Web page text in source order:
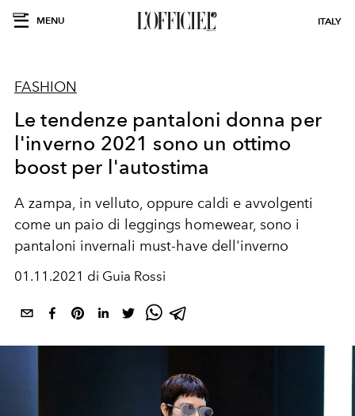
MENU ITALY
FASHION
Le tendenze pantaloni donna per
l'inverno 2021 sono un ottimo
boost per l'autostima
A zampa, in velluto, oppure caldi e avvolgenti
come un paio di leggings homewear, sono i
pantaloni invernali must-have dell'inverno
01.11.2021 di Guia Rossi